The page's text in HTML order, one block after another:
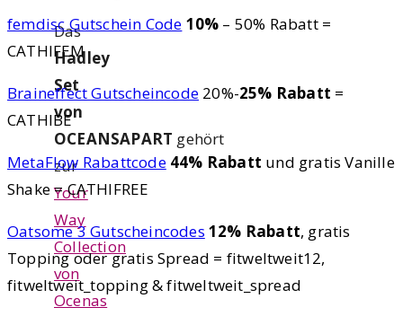
Das
Hadley
Set
von
OCEANSAPART gehört
zur
Your
Way
Collection
von
Ocenas
femdisc Gutschein Code 10% – 50% Rabatt =
CATHIFEM
Braineffect Gutscheincode 20%-25% Rabatt =
CATHIBE
MetaFlow Rabattcode 44% Rabatt und gratis Vanille
Shake = CATHIFREE
Oatsome 3 Gutscheincodes 12% Rabatt, gratis
Topping oder gratis Spread = fitweltweit12,
fitweltweit_topping & fitweltweit_spread